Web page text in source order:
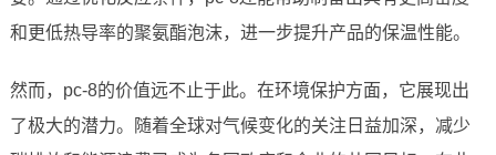
和更低热导率的聚氨酯泡沫，进一步提升产品的保温性能。
然而，pc-8的价值远不止于此。在环境保护方面，它展现出
了极大的潜力。随着全球对气候变化的关注日益加深，减少